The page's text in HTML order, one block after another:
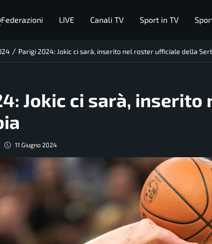
Federazioni LIVE Canali TV Sport in TV
/ Parigi 2024: Jokic ci sarà, inserito nel roster ufficiale della
Jokic ci sarà,
11 Giugno 2024